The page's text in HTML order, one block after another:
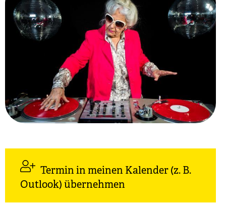
Termin in meinen Kalender (z. B.
Outlook) übernehmen